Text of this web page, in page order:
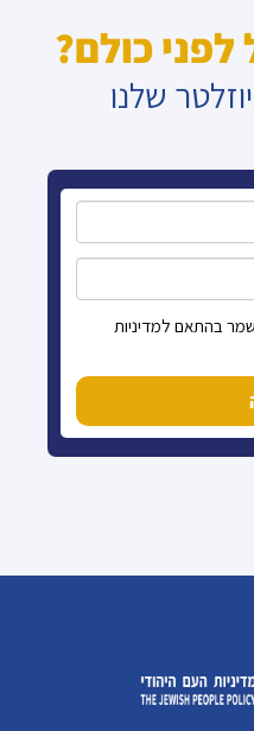
כולם?
שלנו
בהתאם למדיניות